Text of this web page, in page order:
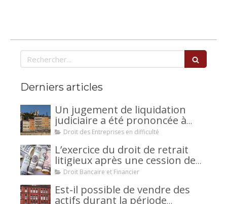
Rechercher
Derniers articles
Un jugement de liquidation
judiciaire a été prononcée à
votre encontre : comment
Droit des Entreprises en difficulté
L’exercice du droit de retrait
litigieux après une cession de
créance : un mécanisme
la caution.
Droit Bancaire et Financier
Est-il possible de vendre des
actifs durant la période